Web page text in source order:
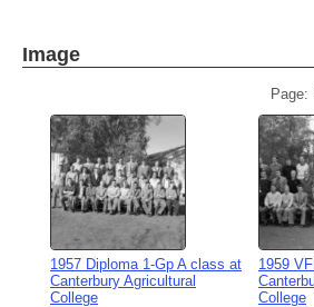
Image
Page:
1957 Diploma 1-Gp A class at
Canterbury Agricultural
College
1959
College